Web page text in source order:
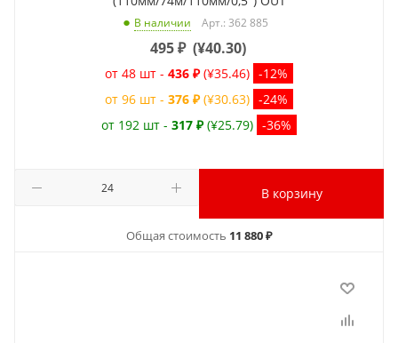
В наличии Арт.: 362 885
495₽ (¥40.30)
от 48 шт - 436 ₽ (¥35.46) -12%
от 96 шт - 376 ₽ (¥30.63) -24%
от 192 шт - 317 ₽ (¥25.79) -36%
В корзину
Общая стоимость 11 880 ₽